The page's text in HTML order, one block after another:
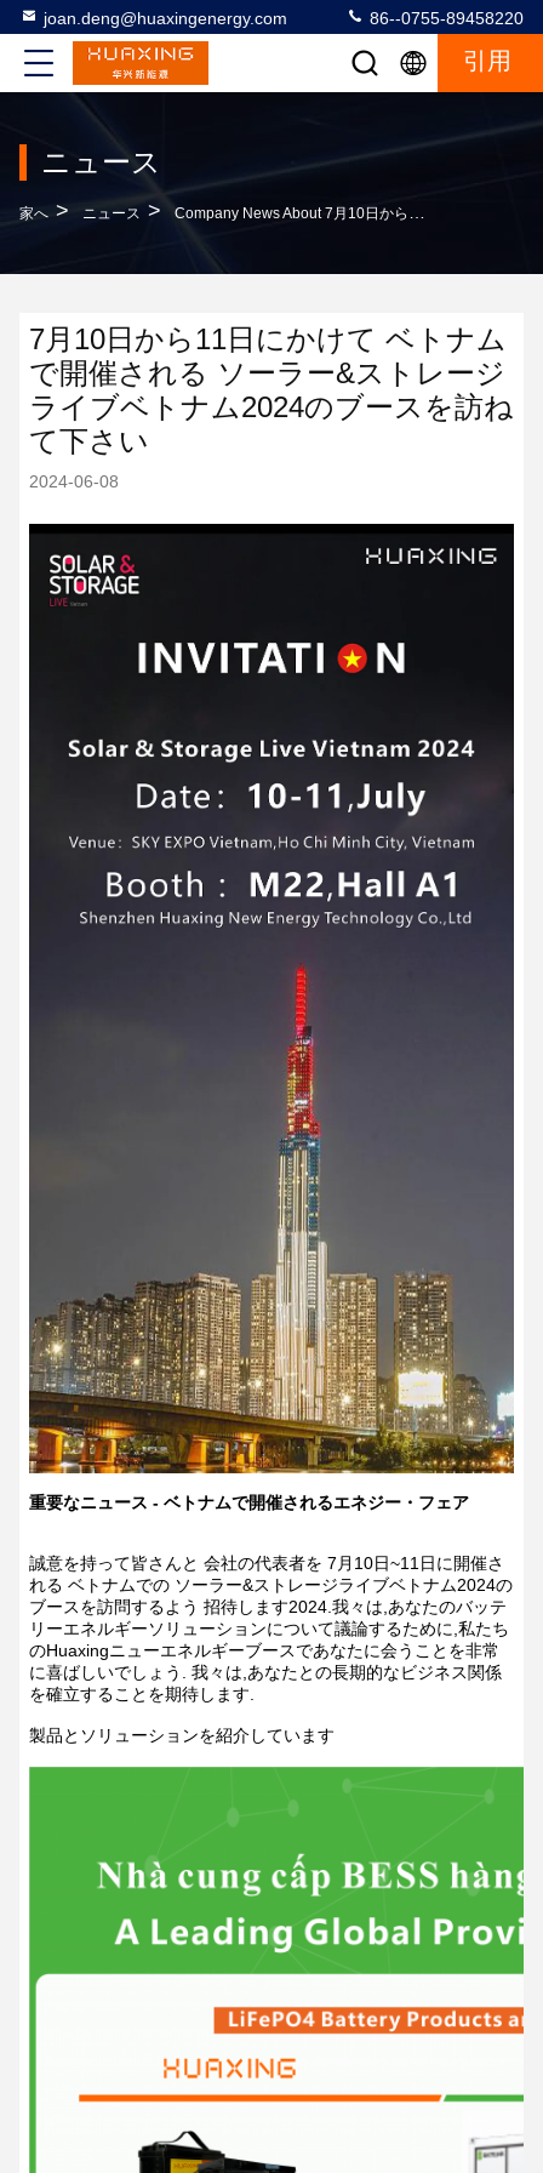
joan.deng@huaxingenergy.com 86--0755-89458220
引用
ニュース
家へ > ニュース > Company News About 7月10日から11日にかけて ベトナムで開催される ソーラー&ストレージライブベトナム2024のブースを訪ねて下さい
7月10日から11日にかけて ベトナム
で開催される ソーラー&ストレージ
ライブベトナム2024のブースを訪ね
て下さい
2024-06-08
重要なニュース - ベトナムで開催されるエネジー・フェア
誠意を持って皆さんと 会社の代表者を 7月10日~11日に開催さ
れる ベトナムでの ソーラー&ストレージライブベトナム2024の
ブースを訪問するよう 招待します2024.我々は,あなたのバッテ
リーエネルギーソリューションについて議論するために,私たち
のHuaxingニューエネルギーブースであなたに会うことを非常
に喜ばしいでしょう. 我々は,あなたとの長期的なビジネス関係
を確立することを期待します.
製品とソリューションを紹介しています